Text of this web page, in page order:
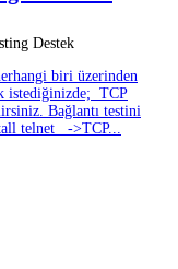
Destek
biri üzerinden
istediğinizde; TCP
Bağlantı testini
telnet ->TCP...